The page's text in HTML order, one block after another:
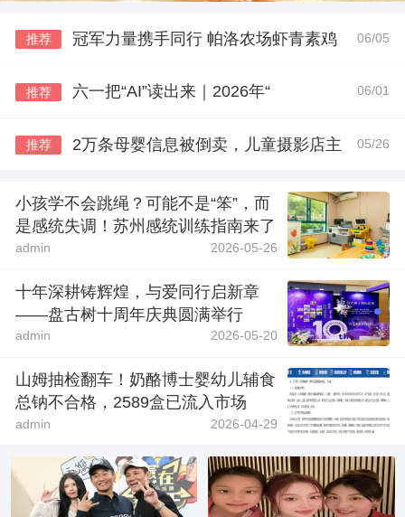
06/05
推荐 冠军力量携手同行 帕洛农场虾青素鸡
06/01
推荐 六一把“AI”读出来｜2026年“
05/26
推荐 2万条母婴信息被倒卖，儿童摄影店主
小孩学不会跳绳？可能不是“笨”，而
是感统失调！苏州感统训练指南来了
admin 2026-05-26
十年深耕铸辉煌，与爱同行启新章
——盘古树十周年庆典圆满举行
admin 2026-05-20
山姆抽检翻车！奶酪博士婴幼儿辅食
总钠不合格，2589盒已流入市场
admin 2026-04-29